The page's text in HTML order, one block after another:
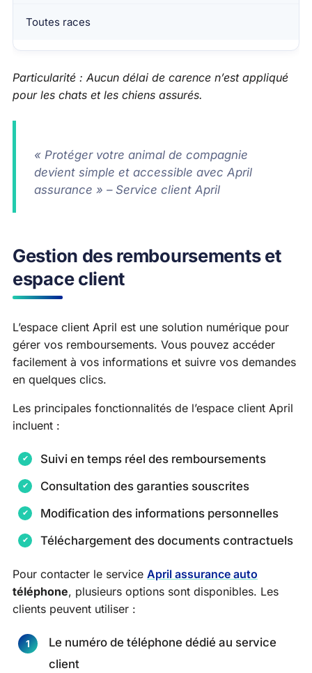
Toutes races
Particularité : Aucun délai de carence n’est appliqué
pour les chats et les chiens assurés.
« Protéger votre animal de compagnie
devient simple et accessible avec April
assurance » – Service client April
Gestion des remboursements et
espace client
L’espace client April est une solution numérique pour
gérer vos remboursements. Vous pouvez accéder
facilement à vos informations et suivre vos demandes
en quelques clics.
Les principales fonctionnalités de l’espace client April
incluent :
Suivi en temps réel des remboursements
Consultation des garanties souscrites
Modification des informations personnelles
Téléchargement des documents contractuels
Pour contacter le service April assurance auto
téléphone, plusieurs options sont disponibles. Les
clients peuvent utiliser :
Le numéro de téléphone dédié au service
client